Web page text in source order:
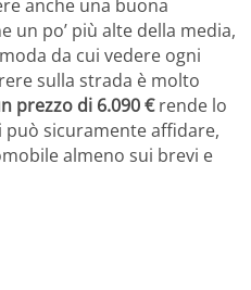
anche una buona
un po’ più alte della media,
da cui vedere ogni
sulla strada è molto
prezzo di 6.090 €rende lo
può sicuramente affidare,
almeno sui brevi e